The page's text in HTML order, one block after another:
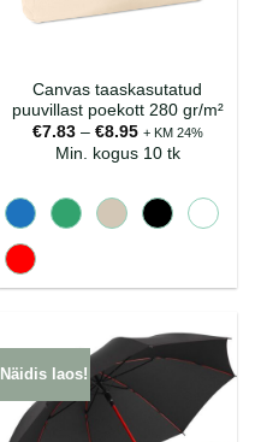
Canvas taaskasutatud
puuvillast poekott 280 gr/m²
€7.83 – €8.95Hinnavahemik:
€7.83
kuni
+ KM 24%
Min. kogus 10 tk
Näidis laos!